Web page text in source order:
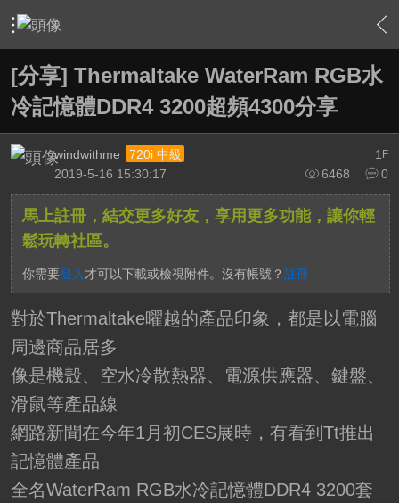
› 軟硬體相關技術 › HTPC 相關軟硬體技術及運用 › 內容
[分享] Thermaltake WaterRam RGB水
冷記憶體DDR4 3200超頻4300分享
1 F
windwithme
720i 中級
6468
0
2019-5-16 15:30:17
馬上註冊，結交更多好友，享用更多功能，讓你輕
鬆玩轉社區。
你需要登入 才可以下載或檢視附件。沒有帳號？ 註冊
對於Thermaltake曜越的產品印象，都是以電腦
周邊商品居多
像是機殼、空水冷散熱器、電源供應器、鍵盤、
滑鼠等產品線
網路新聞在今年1月初CES展時，有看到Tt推出
記憶體產品
全名WaterRam RGB水冷記憶體DDR4 3200套